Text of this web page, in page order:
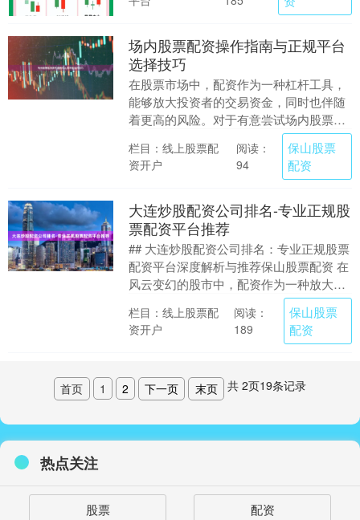
场内股票配资操作指南与正规平台
选择技巧
在股票市场中，配资作为一种杠杆工具，
能够放大投资者的交易资金，同时也伴随
着更高的风险。对于有意尝试场内股票配
资的投资者而言，掌握正确的操作方法和
选择正规平台至关....
栏目：线上股票配
资开户
阅读：
94
保山股票
配资
大连炒股配资公司排名-专业正规股
票配资平台推荐
## 大连炒股配资公司排名：专业正规股票
配资平台深度解析与推荐保山股票配资 在
风云变幻的股市中，配资作为一种放大资
金杠杆的工具，吸引了众多大连投资者的
目光。然而....
栏目：线上股票配
资开户
阅读：
189
保山股票
配资
首页 1 2 下一页 末页 共 2页19条记录
热点关注
股票 配资